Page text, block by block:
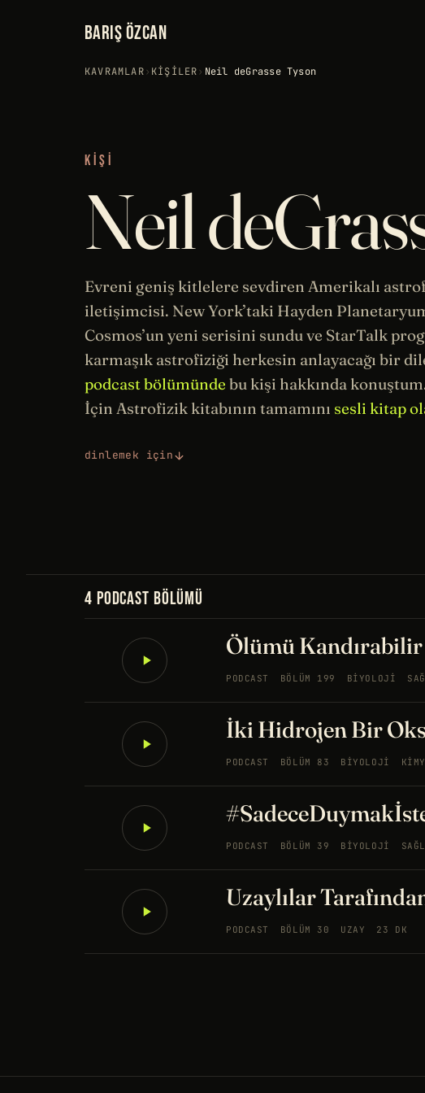
BARIŞ ÖZCAN
KAVRAMLAR› KIŞILER› Neil deGrasse Tyson
KIŞI
Neil
Evreni geniş kitlelere sevdiren Amerikalı
iletişimcisi. New York’taki Hayden
Cosmos’un yeni serisini sundu ve StarTalk
karmaşık astrofiziği herkesin anlayacağı bir
podcast bölümünde bu kişi hakkında
İçin Astrofizik kitabının tamamını sesli kitap
dinlemek için
4 PODCAST BÖLÜMÜ
Ölümü
PODCAST BÖLÜM 199 BIYOLOJI
İki Hidrojen Bir
PODCAST BÖLÜM 83 BIYOLOJI
PODCAST BÖLÜM 39 BIYOLOJI
Uzaylılar
PODCAST BÖLÜM 30 UZAY 23 DK